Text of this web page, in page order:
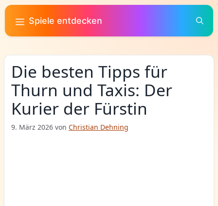
Zum
Inhalt
springen
Spiele entdecken
Die besten Tipps für
Thurn und Taxis: Der
Kurier der Fürstin
9. März 2026 von Christian Dehning